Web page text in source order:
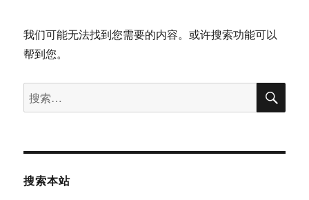
我们可能无法找到您需要的内容。或许搜索功能可以
帮到您。
搜
索：
搜
搜索本站